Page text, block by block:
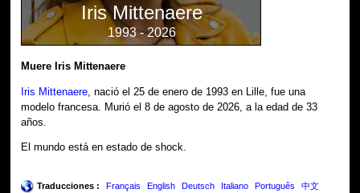
Iris Mittenaere
1993 - 2026
Muere Iris Mittenaere
Iris Mittenaere , nació el 25 de enero de 1993 en Lille, fue una
modelo francesa. Murió el 8 de agosto de 2026, a la edad de 33
años.
El mundo está en estado de shock.
Traducciones : Français English Deutsch Italiano Português 中文